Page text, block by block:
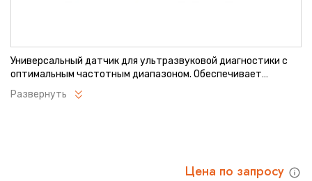
Универсальный датчик для ультразвуковой диагностики с
оптимальным частотным диапазоном. Обеспечивает
качественную визуализацию как поверхностных, так и
глубоко расположенных структур. Надежная конструкция
Развернуть
Цена по запросу